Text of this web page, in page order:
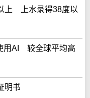
上 上水录得38度以
用AI 较全球平均高
明书